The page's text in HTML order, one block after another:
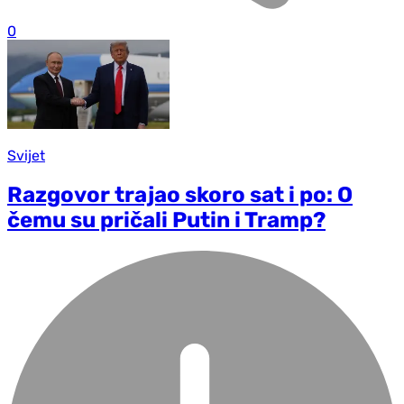
0
Svijet
Razgovor trajao skoro sat i po: O
čemu su pričali Putin i Tramp?